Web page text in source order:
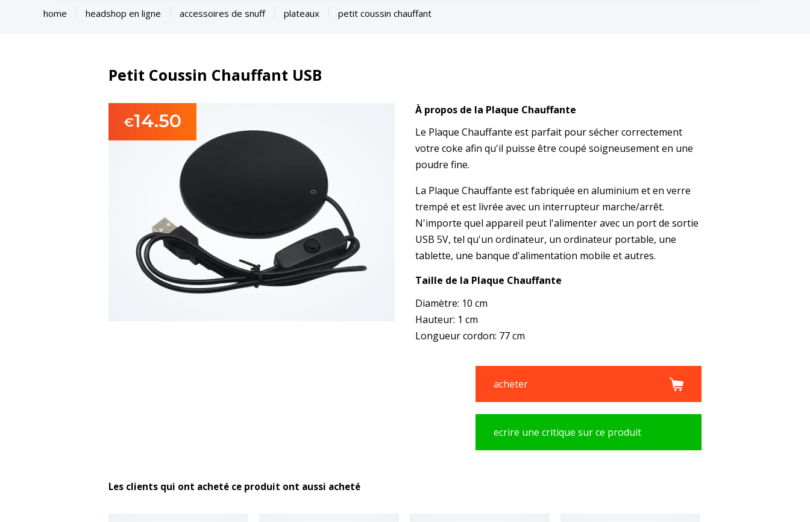
home headshop en ligne accessoires de snuff plateaux petit coussin chauffant
Petit Coussin Chauffant USB
€14.50
À propos de la Plaque Chauffante
Le Plaque Chauffante est parfait pour sécher correctement
votre coke afin qu'il puisse être coupé soigneusement en une
poudre fine.
La Plaque Chauffante est fabriquée en aluminium et en verre
trempé et est livrée avec un interrupteur marche/arrêt.
N'importe quel appareil peut l'alimenter avec un port de sortie
USB 5V, tel qu'un ordinateur, un ordinateur portable, une
tablette, une banque d'alimentation mobile et autres.
Taille de la Plaque Chauffante
Diamètre: 10 cm
Hauteur: 1 cm
Longueur cordon: 77 cm
acheter
ecrire une critique sur ce produit
Les clients qui ont acheté ce produit ont aussi acheté